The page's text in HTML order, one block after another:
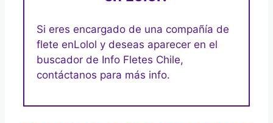
Si eres encargado de una compañía de
flete enLolol y deseas aparecer en el
buscador de Info Fletes Chile,
contáctanos para más info.